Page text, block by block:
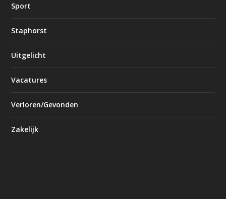
Sport
Staphorst
Uitgelicht
Vacatures
Verloren/Gevonden
Zakelijk